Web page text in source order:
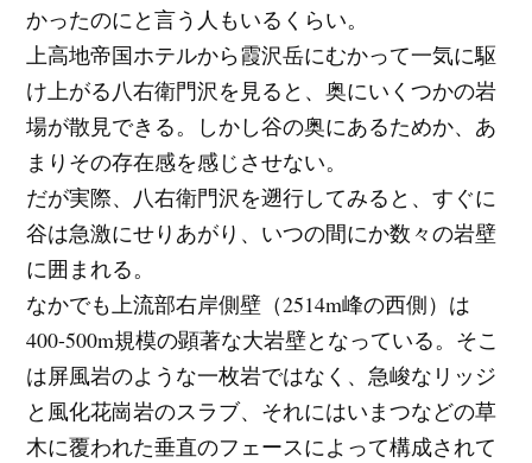
かったのにと言う人もいるくらい。
上高地帝国ホテルから霞沢岳にむかって一気に駆
け上がる八右衛門沢を見ると、奥にいくつかの岩
場が散見できる。しかし谷の奥にあるためか、あ
まりその存在感を感じさせない。
だが実際、八右衛門沢を遡行してみると、すぐに
谷は急激にせりあがり、いつの間にか数々の岩壁
に囲まれる。
なかでも上流部右岸側壁（2514m峰の西側）は
400-500m規模の顕著な大岩壁となっている。そこ
は屏風岩のような一枚岩ではなく、急峻なリッジ
と風化花崗岩のスラブ、それにはいまつなどの草
木に覆われた垂直のフェースによって構成されて